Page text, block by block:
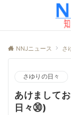
NNJニュース さ
さゆりの日々
あけまして
日々㉚)